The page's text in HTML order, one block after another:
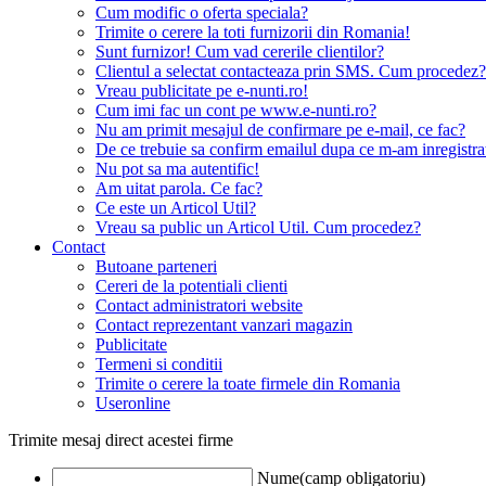
Cum modific o oferta speciala?
Trimite o cerere la toti furnizorii din Romania!
Sunt furnizor! Cum vad cererile clientilor?
Clientul a selectat contacteaza prin SMS. Cum procedez?
Vreau publicitate pe e-nunti.ro!
Cum imi fac un cont pe www.e-nunti.ro?
Nu am primit mesajul de confirmare pe e-mail, ce fac?
De ce trebuie sa confirm emailul dupa ce m-am
Nu pot sa ma autentific!
Am uitat parola. Ce fac?
Ce este un Articol Util?
Vreau sa public un Articol Util. Cum procedez?
Contact
Butoane parteneri
Cereri de la potentiali clienti
Contact administratori website
Contact reprezentant vanzari magazin
Publicitate
Termeni si conditii
Trimite o cerere la toate firmele din Romania
Useronline
Trimite mesaj direct acestei firme
Nume(camp obligatoriu)